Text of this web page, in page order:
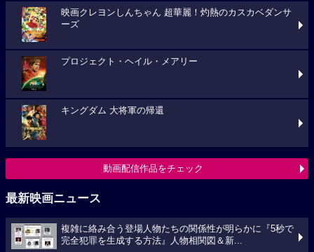
映画クレヨンしんちゃん 超華麗！灼熱のカスカベダンサ
ーズ
プロジェクト・ヘイル・メアリー
キングダム 大将軍の帰還
動画配信作品をチェック
最新映画ニュース
複雑に絡み合う登場人物たちの関係性が明らかに『5秒で
完全犯罪を生成する方法』人物相関図＆新...